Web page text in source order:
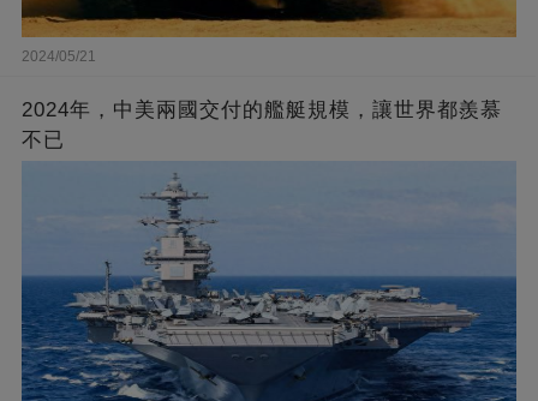
2024/05/21
2024年，中美兩國交付的艦艇規模，讓世界都羨慕
不已